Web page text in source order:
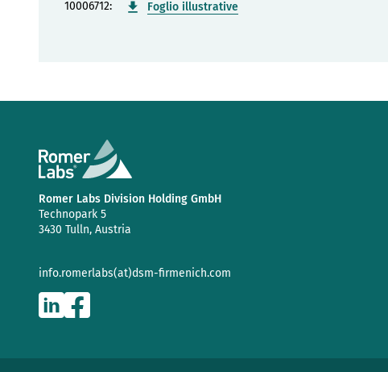
10006712: Foglio illustrative
Romer Labs Division Holding GmbH
Technopark 5
3430 Tulln, Austria
info.romerlabs(at)dsm-firmenich.com